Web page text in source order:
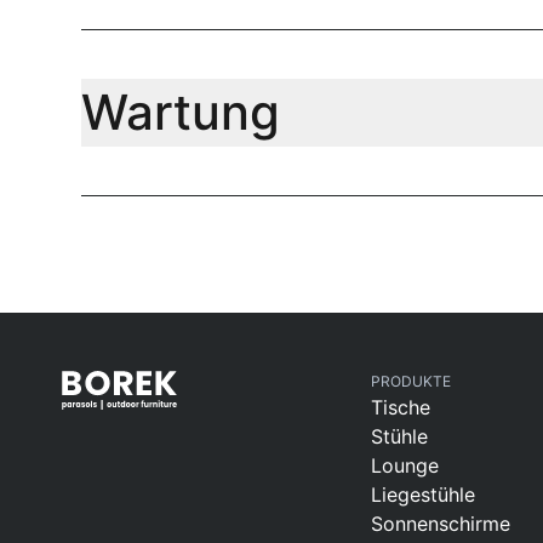
Wartung
PRODUKTE
Tische
Stühle
Lounge
Liegestühle
Sonnenschirme